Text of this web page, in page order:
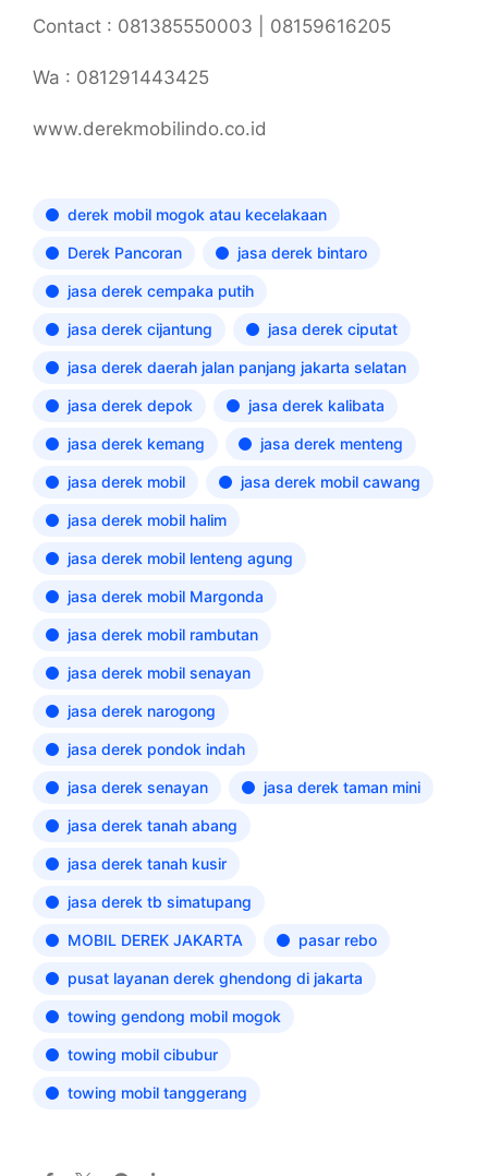
Contact : 081385550003 | 08159616205
Wa : 081291443425
www.derekmobilindo.co.id
derek mobil mogok atau kecelakaan
Derek Pancoran jasa derek bintaro
jasa derek cempaka putih
jasa derek cijantung jasa derek ciputat
jasa derek daerah jalan panjang jakarta selatan
jasa derek depok jasa derek kalibata
jasa derek kemang jasa derek menteng
jasa derek mobil jasa derek mobil cawang
jasa derek mobil halim
jasa derek mobil lenteng agung
jasa derek mobil Margonda
jasa derek mobil rambutan
jasa derek mobil senayan
jasa derek narogong
jasa derek pondok indah
jasa derek senayan jasa derek taman mini
jasa derek tanah abang
jasa derek tanah kusir
jasa derek tb simatupang
MOBIL DEREK JAKARTA pasar rebo
pusat layanan derek ghendong di jakarta
towing gendong mobil mogok
towing mobil cibubur
towing mobil tanggerang